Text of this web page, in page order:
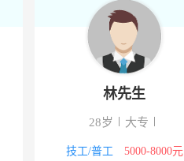
林先生
28岁 大专
技工/普工 5000-8000元